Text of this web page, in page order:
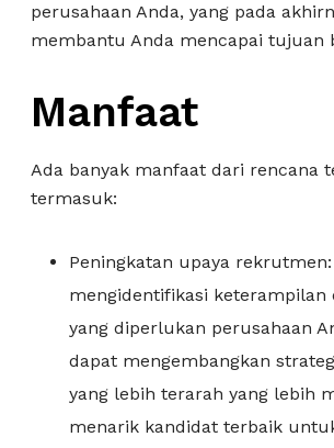
perusahaan Anda, yang pada
membantu Anda mencapai tujuan
Manfaat
Ada banyak manfaat dari rencana
termasuk:
Peningkatan upaya rekrutmen:
mengidentifikasi keterampilan
yang diperlukan perusahaan
dapat mengembangkan
yang lebih terarah yang lebih
menarik kandidat terbaik